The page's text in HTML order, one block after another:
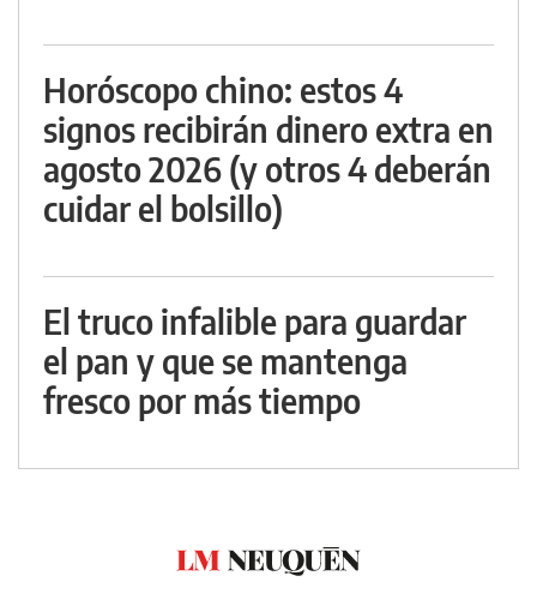
Horóscopo chino: estos 4
signos recibirán dinero extra en
agosto 2026 (y otros 4 deberán
cuidar el bolsillo)
El truco infalible para guardar
el pan y que se mantenga
fresco por más tiempo